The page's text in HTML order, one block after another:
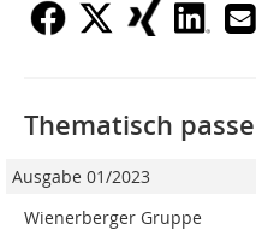
Thematisch
Ausgabe 01/2023
Wienerberger Gruppe